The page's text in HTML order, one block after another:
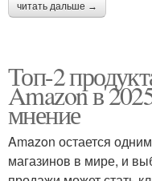
читать дальше →
Топ-2
Amazon в
мнение
Amazon остается
магазинов в мире, и